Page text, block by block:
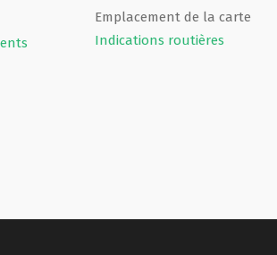
Emplacement de la carte
Indications routières